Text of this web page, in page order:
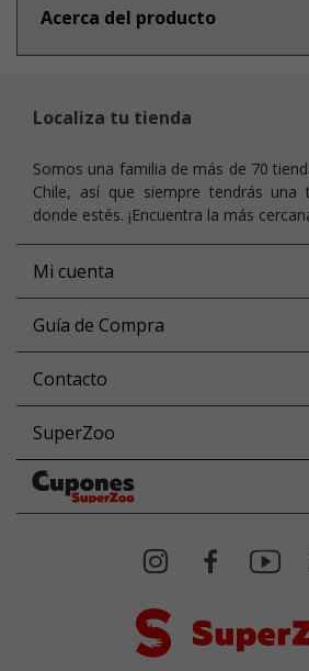
Acerca del producto
Localiza tu tienda
Somos una familia de más de 70
Chile, así que siempre tendrás una
donde estés. ¡Encuentra la más
Mi cuenta
Guía de Compra
Contacto
SuperZoo